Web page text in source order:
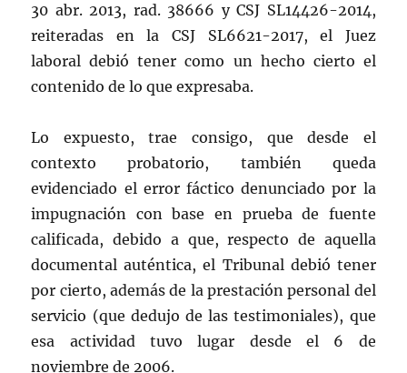
30 abr. 2013, rad. 38666 y CSJ SL14426-2014,
reiteradas en la CSJ SL6621-2017, el Juez
laboral debió tener como un hecho cierto el
contenido de lo que expresaba.
Lo expuesto, trae consigo, que desde el
contexto probatorio, también queda
evidenciado el error fáctico denunciado por la
impugnación con base en prueba de fuente
calificada, debido a que, respecto de aquella
documental auténtica, el Tribunal debió tener
por cierto, además de la prestación personal del
servicio (que dedujo de las testimoniales), que
esa actividad tuvo lugar desde el 6 de
noviembre de 2006.